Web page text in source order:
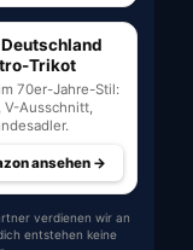
Deutschland
Trikot
70er-Jahre-Stil:
V-Ausschnitt,
ansehen →
verdienen wir an
entstehen keine